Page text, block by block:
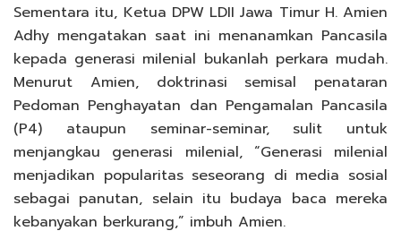
Sementara itu, Ketua DPW LDII Jawa Timur H. Amien
Adhy mengatakan saat ini menanamkan Pancasila
kepada generasi milenial bukanlah perkara mudah.
Menurut Amien, doktrinasi semisal penataran
Pedoman Penghayatan dan Pengamalan Pancasila
(P4) ataupun seminar-seminar, sulit untuk
menjangkau generasi milenial, “Generasi milenial
menjadikan popularitas seseorang di media sosial
sebagai panutan, selain itu budaya baca mereka
kebanyakan berkurang,” imbuh Amien.